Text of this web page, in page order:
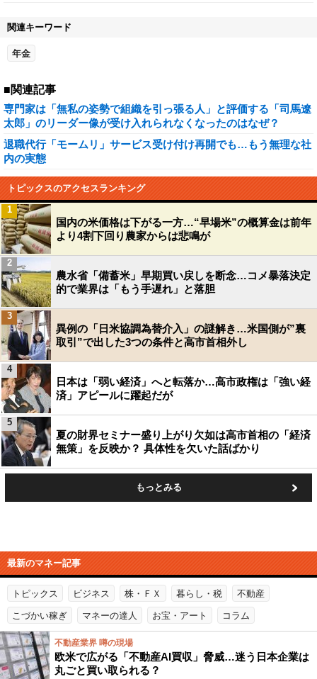
関連キーワード
年金
■関連記事
専門家は「無私の姿勢で組織を引っ張る人」と評価する「司馬遼
太郎」のリーダー像が受け入れられなくなったのはなぜ？
退職代行「モームリ」サービス受け付け再開でも…もう無理な社
内の実態
トピックスのアクセスランキング
国内の米価格は下がる一方…“早場米”の概算金は前年
より4割下回り農家からは悲鳴が
1
農水省「備蓄米」早期買い戻しを断念…コメ暴落決定
的で業界は「もう手遅れ」と落胆
2
異例の「日米協調為替介入」の謎解き…米国側が”裏
取引”で出した3つの条件と高市首相外し
3
日本は「弱い経済」へと転落か…高市政権は「強い経
済」アピールに躍起だが
4
夏の財界セミナー盛り上がり欠如は高市首相の「経済
無策」を反映か？ 具体性を欠いた話ばかり
5
もっとみる
最新のマネー記事
トピックス ビジネス 株・ＦＸ 暮らし・税 不動産
こづかい稼ぎ マネーの達人 お宝・アート コラム
不動産業界 噂の現場
欧米で広がる「不動産AI買収」脅威…迷う日本企業は
丸ごと買い取られる？